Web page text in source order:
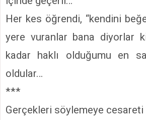
Her kes öğrendi, “kendini
yere vuranlar bana diyorlar
kadar haklı olduğumu en
oldular…
***
Gerçekleri söylemeye